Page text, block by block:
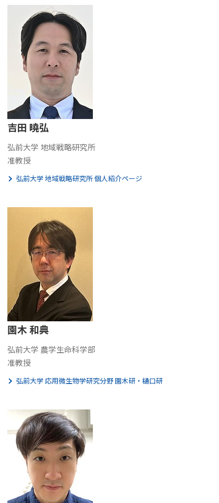
吉田 曉弘
弘前大学 地域戦略研究所
准教授
弘前大学 地域戦略研究所 個人紹介ページ
園木 和典
弘前大学 農学生命科学部
准教授
弘前大学 応用微生物学研究分野 園木研・樋口研